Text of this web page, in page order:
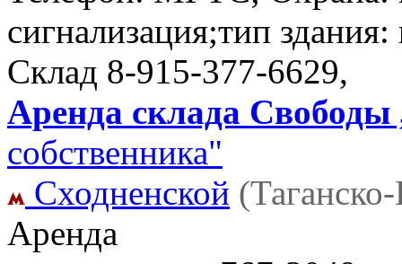
сигнализация;тип
Склад 8-915-377-6629,
Аренда склада Свободы
собственника"
Сходненской
Аренда